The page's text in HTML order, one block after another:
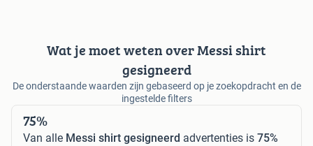
Wat je moet weten over Messi shirt
gesigneerd
De onderstaande waarden zijn gebaseerd op je zoekopdracht en de
ingestelde filters
75%
Van alle Messi shirt gesigneerd advertenties is 75%